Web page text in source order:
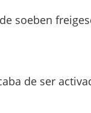
soeben
de ser